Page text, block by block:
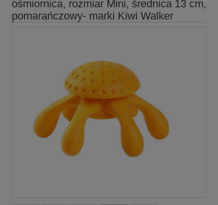
ośmiornica, rozmiar Mini, średnica 13 cm,
pomarańczowy- marki Kiwi Walker